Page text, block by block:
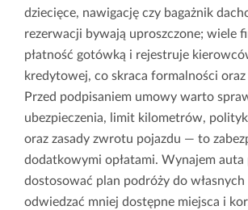
dziecięce, nawigację czy bagażnik
rezerwacji bywają uproszczone; wiele
płatność gotówką i rejestruje
kredytowej, co skraca formalności oraz
Przed podpisaniem umowy warto
ubezpieczenia, limit kilometrów,
oraz zasady zwrotu pojazdu — to
dodatkowymi opłatami. Wynajem auta
dostosować plan podróży do własnych
odwiedzać mniej dostępne miejsca i